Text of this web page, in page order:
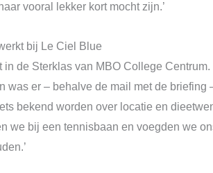
vooral lekker kort mocht zijn.’
bij Le Ciel Blue
in de Sterklas van MBO College
was er – behalve de mail met de
bekend worden over locatie en
we bij een tennisbaan en voegden we